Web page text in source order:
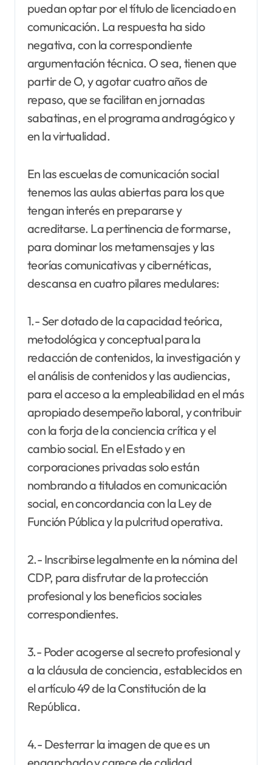
puedan optar por el título de licenciado en
comunicación. La respuesta ha sido
negativa, con la correspondiente
argumentación técnica. O sea, tienen que
partir de O, y agotar cuatro años de
repaso, que se facilitan en jornadas
sabatinas, en el programa andragógico y
en la virtualidad.
En las escuelas de comunicación social
tenemos las aulas abiertas para los que
tengan interés en prepararse y
acreditarse. La pertinencia de formarse,
para dominar los metamensajes y las
teorías comunicativas y cibernéticas,
descansa en cuatro pilares medulares:
1.- Ser dotado de la capacidad teórica,
metodológica y conceptual para la
redacción de contenidos, la investigación y
el análisis de contenidos y las audiencias,
para el acceso a la empleabilidad en el más
apropiado desempeño laboral, y contribuir
con la forja de la conciencia crítica y el
cambio social. En el Estado y en
corporaciones privadas solo están
nombrando a titulados en comunicación
social, en concordancia con la Ley de
Función Pública y la pulcritud operativa.
2.- Inscribirse legalmente en la nómina del
CDP, para disfrutar de la protección
profesional y los beneficios sociales
correspondientes.
3.- Poder acogerse al secreto profesional y
a la cláusula de conciencia, establecidos en
el artículo 49 de la Constitución de la
República.
4.- Desterrar la imagen de que es un